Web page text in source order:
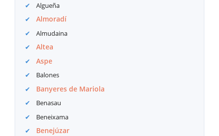
Algueña
Almoradí
Almudaina
Altea
Aspe
Balones
Banyeres de Mariola
Benasau
Beneixama
Benejúzar